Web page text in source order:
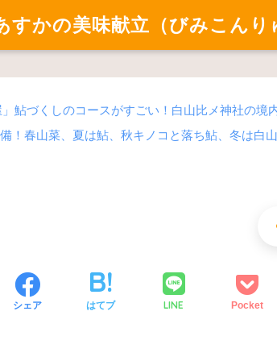
かの美味献立（びみこんり
」鮎づくしのコースがすごい！白山比メ神社の境
！春山菜、夏は鮎、秋キノコと落ち鮎、冬は白
シェア はてブ LINE Pocket